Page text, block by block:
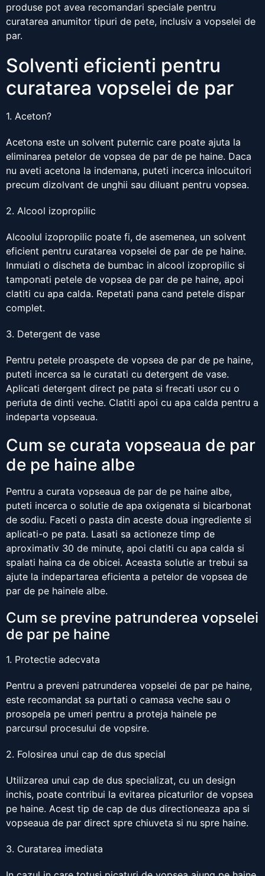
produse pot avea recomandari speciale pentru
curatarea anumitor tipuri de pete, inclusiv a vopselei de
par.
Solventi eficienti pentru
curatarea vopselei de par
1. Aceton?
Acetona este un solvent puternic care poate ajuta la
eliminarea petelor de vopsea de par de pe haine. Daca
nu aveti acetona la indemana, puteti incerca inlocuitori
precum dizolvant de unghii sau diluant pentru vopsea.
2. Alcool izopropilic
Alcoolul izopropilic poate fi, de asemenea, un solvent
eficient pentru curatarea vopselei de par de pe haine.
Inmuiati o discheta de bumbac in alcool izopropilic si
tamponati petele de vopsea de par de pe haine, apoi
clatiti cu apa calda. Repetati pana cand petele dispar
complet.
3. Detergent de vase
Pentru petele proaspete de vopsea de par de pe haine,
puteti incerca sa le curatati cu detergent de vase.
Aplicati detergent direct pe pata si frecati usor cu o
periuta de dinti veche. Clatiti apoi cu apa calda pentru a
indeparta vopseaua.
Cum se curata vopseaua de par
de pe haine albe
Pentru a curata vopseaua de par de pe haine albe,
puteti incerca o solutie de apa oxigenata si bicarbonat
de sodiu. Faceti o pasta din aceste doua ingrediente si
aplicati-o pe pata. Lasati sa actioneze timp de
aproximativ 30 de minute, apoi clatiti cu apa calda si
spalati haina ca de obicei. Aceasta solutie ar trebui sa
ajute la indepartarea eficienta a petelor de vopsea de
par de pe hainele albe.
Cum se previne patrunderea vopselei
de par pe haine
1. Protectie adecvata
Pentru a preveni patrunderea vopselei de par pe haine,
este recomandat sa purtati o camasa veche sau o
prosopela pe umeri pentru a proteja hainele pe
parcursul procesului de vopsire.
2. Folosirea unui cap de dus special
Utilizarea unui cap de dus specializat, cu un design
inchis, poate contribui la evitarea picaturilor de vopsea
pe haine. Acest tip de cap de dus directioneaza apa si
vopseaua de par direct spre chiuveta si nu spre haine.
3. Curatarea imediata